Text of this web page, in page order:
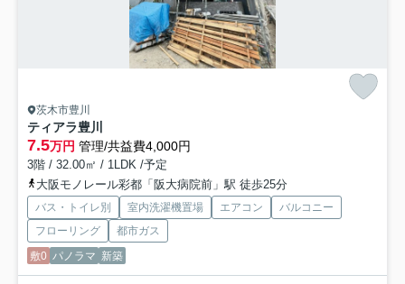
茨木市豊川
ティアラ豊川
7.5万円 管理/共益費4,000円
3階 / 32.00㎡ / 1LDK /予定
大阪モノレール彩都「阪大病院前」駅 徒歩25分
バス・トイレ別 室内洗濯機置場 エアコン
バルコニー
フローリング
都市ガス
敷0 パノラマ 新築